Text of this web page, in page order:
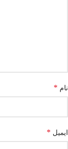
نام *
ایمیل *